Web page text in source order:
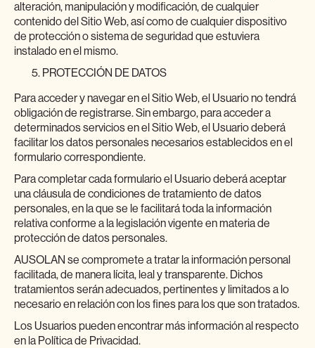
alteración, manipulación y modificación, de cualquier
contenido del Sitio Web, así como de cualquier dispositivo
de protección o sistema de seguridad que estuviera
instalado en el mismo.
PROTECCIÓN DE DATOS
Para acceder y navegar en el Sitio Web, el Usuario no tendrá
obligación de registrarse. Sin embargo, para acceder a
determinados servicios en el Sitio Web, el Usuario deberá
facilitar los datos personales necesarios establecidos en el
formulario correspondiente.
Para completar cada formulario el Usuario deberá aceptar
una cláusula de condiciones de tratamiento de datos
personales, en la que se le facilitará toda la información
relativa conforme a la legislación vigente en materia de
protección de datos personales.
AUSOLAN se compromete a tratar la información personal
facilitada, de manera lícita, leal y transparente. Dichos
tratamientos serán adecuados, pertinentes y limitados a lo
necesario en relación con los fines para los que son tratados.
Los Usuarios pueden encontrar más información al respecto
en la Política de Privacidad.